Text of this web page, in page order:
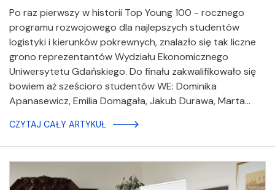
Po raz pierwszy w historii Top Young 100 - rocznego
programu rozwojowego dla najlepszych studentów
logistyki i kierunków pokrewnych, znalazło się tak liczne
grono reprezentantów Wydziału Ekonomicznego
Uniwersytetu Gdańskiego. Do finału zakwalifikowało się
bowiem aż sześcioro studentów WE: Dominika
Apanasewicz, Emilia Domagała, Jakub Durawa, Marta…
CZYTAJ CAŁY ARTYKUŁ